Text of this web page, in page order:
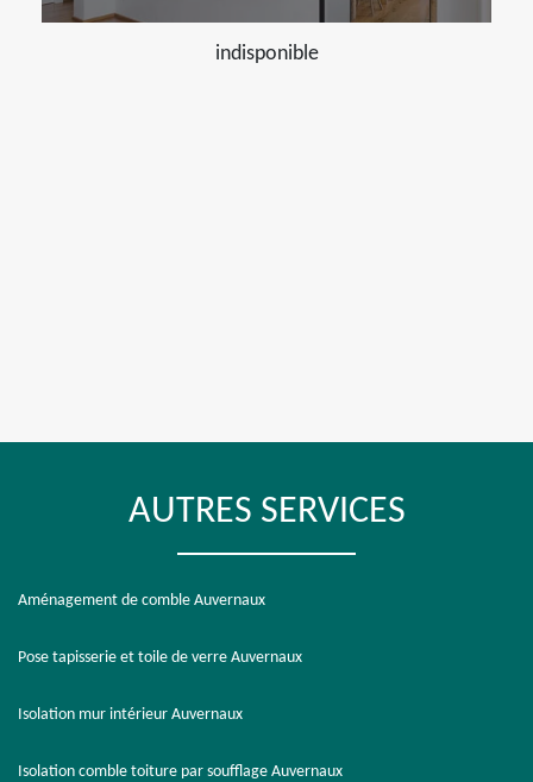
indisponible
AUTRES SERVICES
Aménagement de comble Auvernaux
Pose tapisserie et toile de verre Auvernaux
Isolation mur intérieur Auvernaux
Isolation comble toiture par soufflage Auvernaux